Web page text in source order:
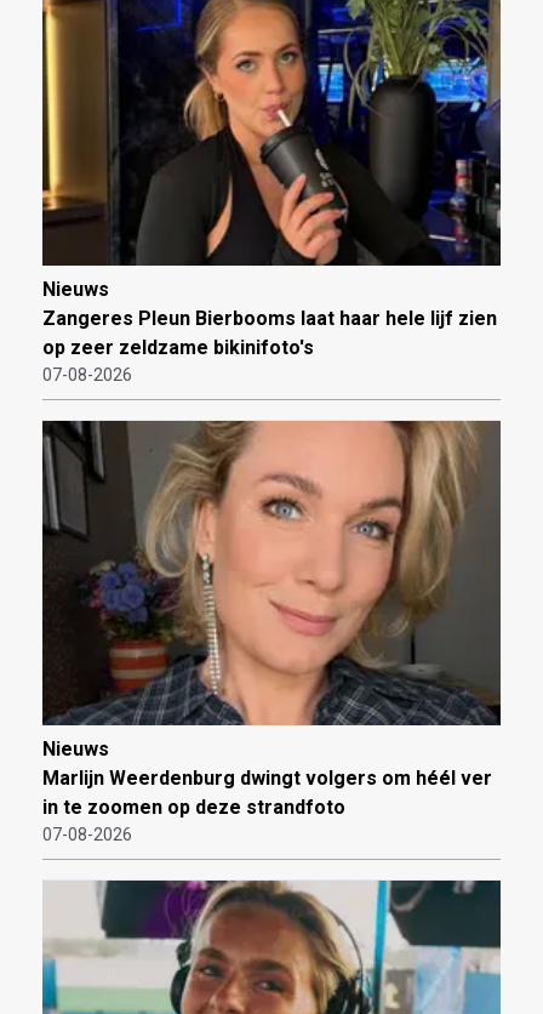
Nieuws
Zangeres Pleun Bierbooms laat haar hele lijf zien
op zeer zeldzame bikinifoto's
07-08-2026
Nieuws
Marlijn Weerdenburg dwingt volgers om héél ver
in te zoomen op deze strandfoto
07-08-2026